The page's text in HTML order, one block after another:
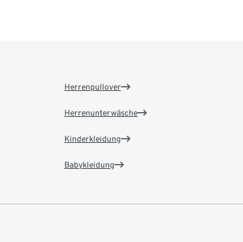
Herrenpullover
Herrenunterwäsche
Kinderkleidung
Babykleidung